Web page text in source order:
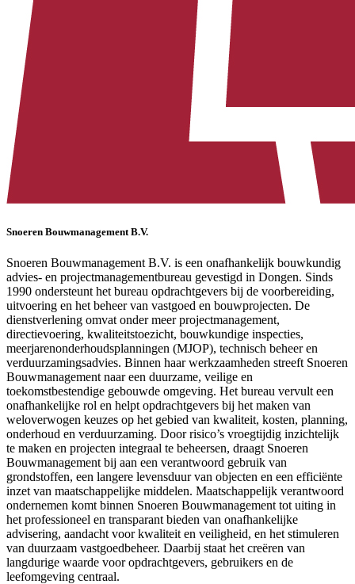
Snoeren Bouwmanagement B.V.
Snoeren Bouwmanagement B.V. is een onafhankelijk bouwkundig
advies- en projectmanagementbureau gevestigd in Dongen. Sinds
1990 ondersteunt het bureau opdrachtgevers bij de voorbereiding,
uitvoering en het beheer van vastgoed en bouwprojecten. De
dienstverlening omvat onder meer projectmanagement,
directievoering, kwaliteitstoezicht, bouwkundige inspecties,
meerjarenonderhoudsplanningen (MJOP), technisch beheer en
verduurzamingsadvies. Binnen haar werkzaamheden streeft Snoeren
Bouwmanagement naar een duurzame, veilige en
toekomstbestendige gebouwde omgeving. Het bureau vervult een
onafhankelijke rol en helpt opdrachtgevers bij het maken van
weloverwogen keuzes op het gebied van kwaliteit, kosten, planning,
onderhoud en verduurzaming. Door risico’s vroegtijdig inzichtelijk
te maken en projecten integraal te beheersen, draagt Snoeren
Bouwmanagement bij aan een verantwoord gebruik van
grondstoffen, een langere levensduur van objecten en een efficiënte
inzet van maatschappelijke middelen. Maatschappelijk verantwoord
ondernemen komt binnen Snoeren Bouwmanagement tot uiting in
het professioneel en transparant bieden van onafhankelijke
advisering, aandacht voor kwaliteit en veiligheid, en het stimuleren
van duurzaam vastgoedbeheer. Daarbij staat het creëren van
langdurige waarde voor opdrachtgevers, gebruikers en de
leefomgeving centraal.